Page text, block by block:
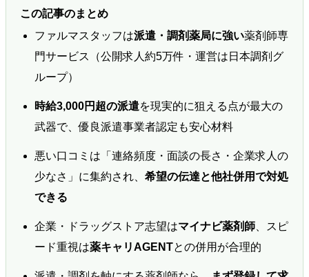
この記事のまとめ
ファルマスタッフは派遣・調剤薬局に強い薬剤師専
門サービス（公開求人約5万件・運営は日本調剤グ
ループ）
時給3,000円超の派遣を現実的に狙える点が最大の
武器で、優良派遣事業者認定も安心材料
悪い口コミは「連絡頻度・面談の長さ・企業求人の
少なさ」に集約され、 希望の伝達と他社併用で対処
できる
企業・ドラッグストア志望はマイナビ薬剤師、スピ
ード重視は薬キャリAGENTとの併用が合理的